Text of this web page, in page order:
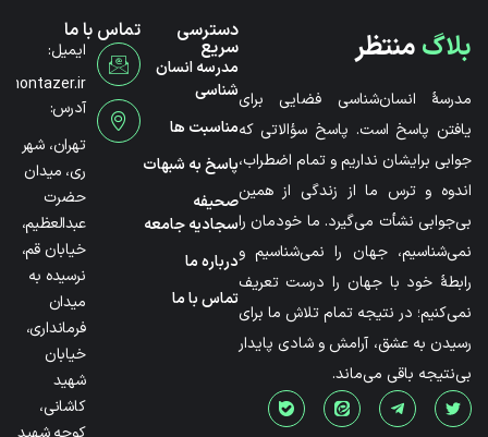
بلاگمنتظر
مدرسۀ انسان‌شناسی فضایی برای
یافتن پاسخ است. پاسخ سؤالاتی که
جوابی برایشان نداریم و تمام اضطراب،
اندوه و ترس ما از زندگی از همین
بی‌جوابی نشأت می‌گیرد. ما خودمان را
نمی‌شناسیم، جهان را نمی‌شناسیم و
رابطۀ خود با جهان را درست تعریف
نمی‌کنیم؛ در نتیجه تمام تلاش ما برای
رسیدن به عشق، آرامش و شادی پایدار
بی‌نتیجه باقی می‌ماند.
دسترسی
سریع
مدرسه انسان
شناسی
مناسبت ها
پاسخ به شبهات
صحیفه
سجادیه جامعه
درباره ما
تماس با ما
تماس با ما
ایمیل:
آدرس:
تهران، شهر
ری، میدان
حضرت
عبدالعظیم،
خیابان قم،
نرسیده به
میدان
فرمانداری،
خیابان
شهید
کاشانی،